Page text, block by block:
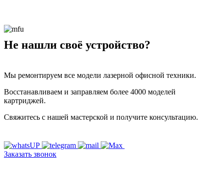
Не нашли своё устройство?
Мы ремонтируем все модели лазерной офисной техники.
Восстанавливаем и заправляем более 4000 моделей
картриджей.
Свяжитесь с нашей мастерской и получите консультацию.
Заказать звонок